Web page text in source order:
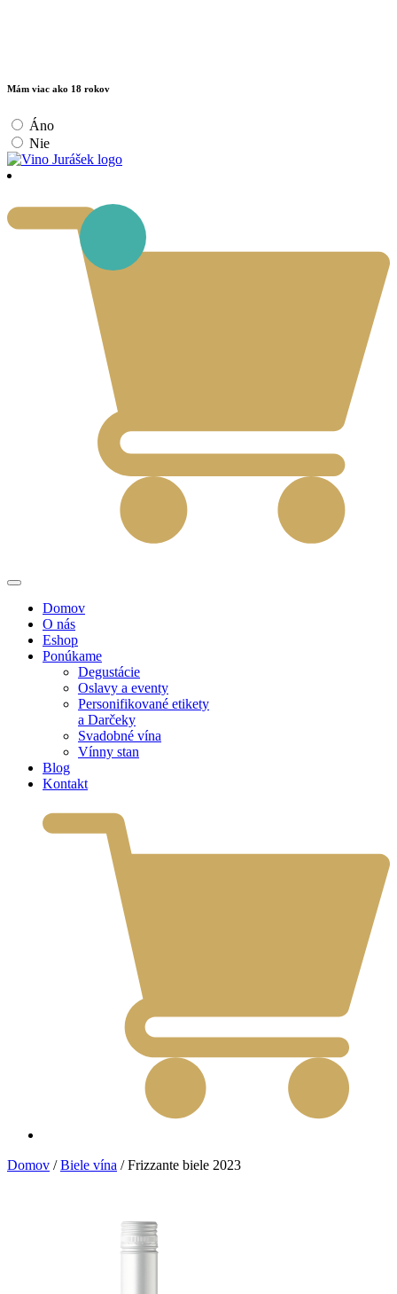
Mám viac ako 18 rokov
Áno
Nie
Domov
O nás
Eshop
Ponúkame
Degustácie
Oslavy a eventy
Personifikované etikety
a Darčeky
Svadobné vína
Vínny stan
Blog
Kontakt
Domov /Biele vína / Frizzante biele 2023